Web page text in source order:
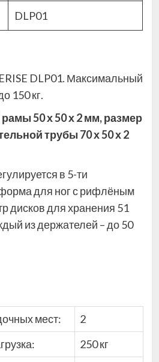
DLP01
DLP01. Максимальный
150 кг.
50 х 50 х 2 мм, размер
трубы 70 х 50 х 2
в 5-ти
для ног с рифлёным
дисков для хранения 51
из держателей – до 50
мест:
2
250 кг